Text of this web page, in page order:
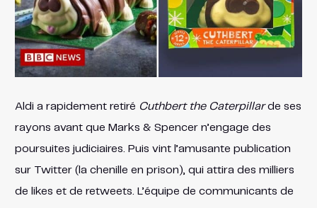
Aldi a rapidement retiré Cuthbert the Caterpillarde ses
rayons avant que Marks & Spencer n’engage des
poursuites judiciaires. Puis vint l’amusante publication
sur Twitter (la chenille en prison), qui attira des milliers
de likes et de retweets. L’équipe de communicants de